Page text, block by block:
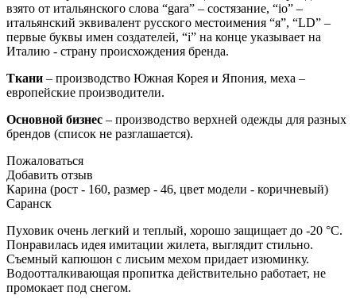
взято от итальянского слова “gara” – состязание, “io” –
итальянский эквивалент русского местоимения “я”, “LD” –
первые буквы имен создателей, “i” на конце указывает на
Италию - страну происхождения бренда.
Ткани – производство Южная Корея и Япония, меха –
европейские производители.
Основной бизнес – производство верхней одежды для разных
брендов (список не разглашается).
Пожаловаться
Добавить отзыв
Карина (рост - 160, размер - 46, цвет модели - коричневый)
Саранск
Пуховик очень легкий и теплый, хорошо защищает до -20 °C.
Понравилась идея имитации жилета, выглядит стильно.
Съемный капюшон с лисьим мехом придает изюминку.
Водоотталкивающая пропитка действительно работает, не
промокает под снегом.